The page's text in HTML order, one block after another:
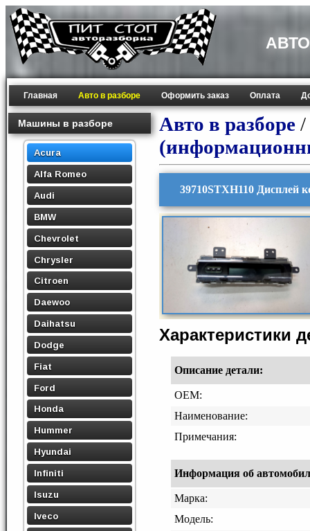
Главная Авто в разборе Оформить заказ Оплата
Машины в разборе
Acura
Alfa Romeo
Audi
BMW
Chevrolet
Chrysler
Citroen
Daewoo
Daihatsu
Dodge
Fiat
Ford
Honda
Hummer
Hyundai
Infiniti
Isuzu
Iveco
Авто в разборе /
39710STXH110 Дисплей
Характеристики
Описание детали:
OEM:
Наименование:
Примечания:
Информация об
Марка:
Модель: